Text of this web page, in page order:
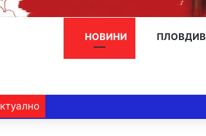
НОВИНИ ПЛОВДИВ